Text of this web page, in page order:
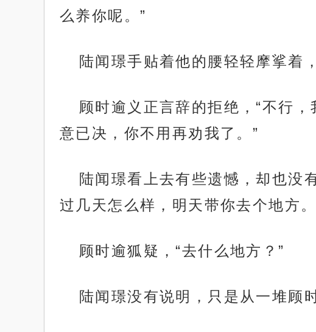
么养你呢。”
陆闻璟手贴着他的腰轻轻摩挲着
顾时逾义正言辞的拒绝，“不行
意已决，你不用再劝我了。”
陆闻璟看上去有些遗憾，却也没
过几天怎么样，明天带你去个地方。
顾时逾狐疑，“去什么地方？”
陆闻璟没有说明，只是从一堆顾